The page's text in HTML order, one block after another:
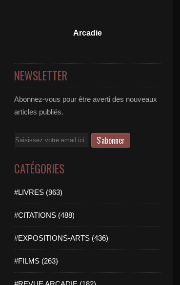
Arcadie
NEWSLETTER
Abonnez-vous pour être averti des nouveaux
articles publiés.
Email
CATÉGORIES
#LIVRES (963)
#CITATIONS (488)
#EXPOSITIONS-ARTS (436)
#FILMS (263)